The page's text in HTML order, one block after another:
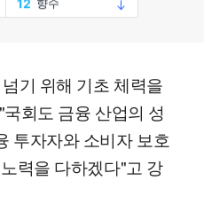
기 위해 기초 체력을
회도 금융 산업의 성
투자자와 소비자 보호
력을 다하겠다"고 강